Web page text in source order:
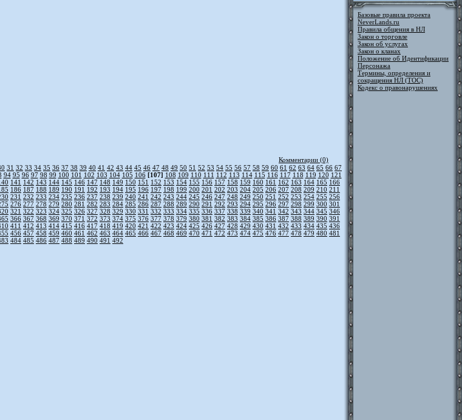
Комментарии (0)
31 32 33 34 35 36 37 38 39 40 41 42 43 44 45 46 47 48 49 50 51 52 53 54 55 56 57 58 59 60 61 62 63 64 65 66 67
94 95 96 97 98 99 100 101 102 103 104 105 106 [107] 108 109 110 111 112 113 114 115 116 117 118 119 120 121
141 142 143 144 145 146 147 148 149 150 151 152 153 154 155 156 157 158 159 160 161 162 163 164 165 166
186 187 188 189 190 191 192 193 194 195 196 197 198 199 200 201 202 203 204 205 206 207 208 209 210 211
231 232 233 234 235 236 237 238 239 240 241 242 243 244 245 246 247 248 249 250 251 252 253 254 255 256
276 277 278 279 280 281 282 283 284 285 286 287 288 289 290 291 292 293 294 295 296 297 298 299 300 301
321 322 323 324 325 326 327 328 329 330 331 332 333 334 335 336 337 338 339 340 341 342 343 344 345 346
366 367 368 369 370 371 372 373 374 375 376 377 378 379 380 381 382 383 384 385 386 387 388 389 390 391
411 412 413 414 415 416 417 418 419 420 421 422 423 424 425 426 427 428 429 430 431 432 433 434 435 436
456 457 458 459 460 461 462 463 464 465 466 467 468 469 470 471 472 473 474 475 476 477 478 479 480 481
484 485 486 487 488 489 490 491 492
Базовые правила проекта
NeverLands.ru
Правила общения в НЛ
Закон о торговле
Закон об услугах
Закон о кланах
Положение об Идентификации
Персонажа
Термины, определения и
сокращения НЛ (ТОС)
Кодекс о правонарушениях